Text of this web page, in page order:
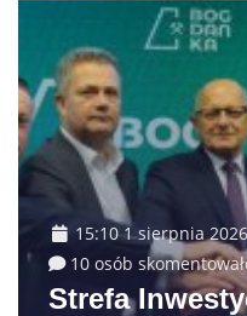
15:10 1 sierpnia 2026
10 osób
Strefa